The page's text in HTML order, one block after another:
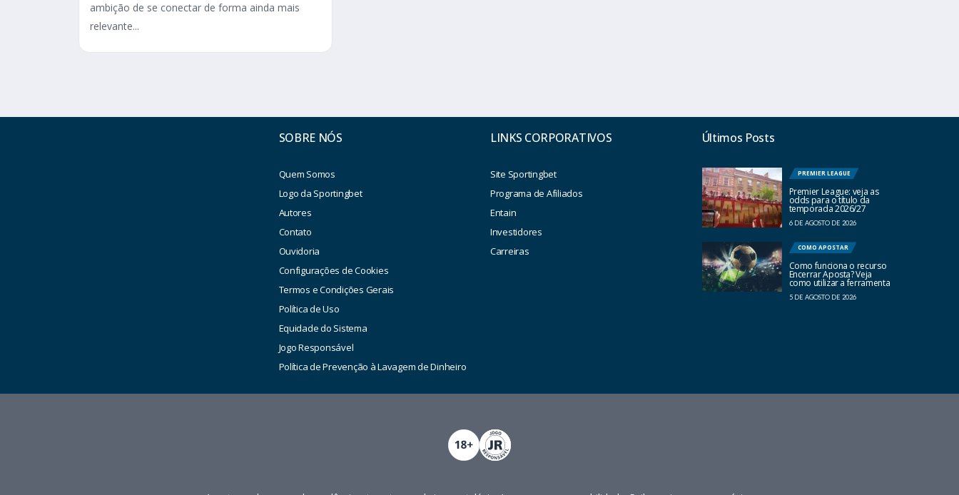
ambição de se conectar de forma ainda mais
relevante...
SOBRE NÓS
Quem Somos
Logo da Sportingbet
Autores
Contato
Ouvidoria
Configurações de Cookies
Termos e Condições Gerais
Política de Uso
Equidade do Sistema
Jogo Responsável
Política de Prevenção à Lavagem de Dinheiro
LINKS CORPORATIVOS
Site Sportingbet
Programa de Afiliados
Entain
Investidores
Carreiras
Últimos Posts
PREMIER LEAGUE
Premier League: veja as
odds para o título da
temporada 2026/27
6 DE AGOSTO DE 2026
COMO APOSTAR
Como funciona o recurso
Encerrar Aposta? Veja
como utilizar a ferramenta
5 DE AGOSTO DE 2026